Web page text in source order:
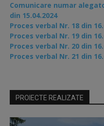
Comunicare numar
din 15.04.2024
Proces verbal Nr. 18 din
Proces verbal Nr. 19 din
Proces verbal Nr. 20 din
Proces verbal Nr. 21 din
PROIECTE REALIZATE